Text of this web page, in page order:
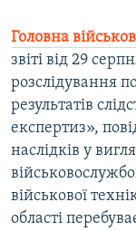
Головна
звіті від 29
розслідування
результатів
експертиз»,
наслідків у
військової
області